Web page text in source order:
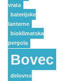
vrata
baterijske
lanterne
bioklimatska
pergola
Bovec
delovno